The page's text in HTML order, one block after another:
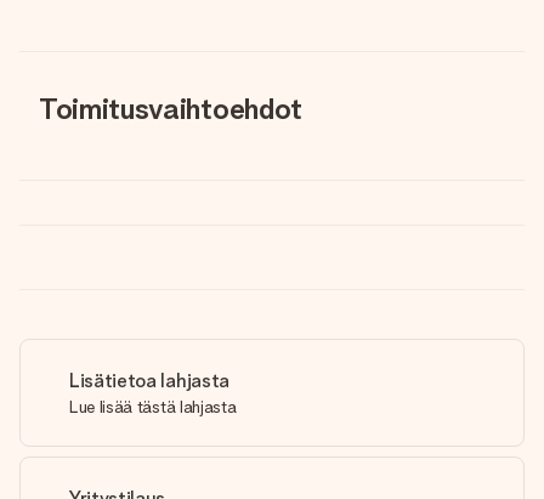
Toimitusvaihtoehdot
Lisätietoa lahjasta
Lue lisää tästä lahjasta